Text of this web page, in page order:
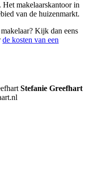
makelaarskantoor in
van de huizenmarkt.
Kijk dan eens
de kosten van een
Stefanie Greefhart